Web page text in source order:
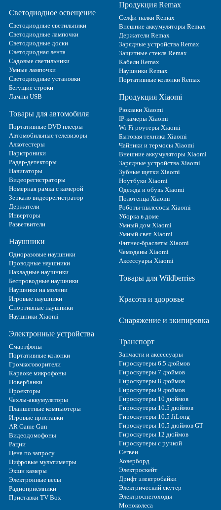
Светодиодное освещение
Светодиодные светильники
Светодиодные лампочки
Светодиодные доски
Светодиодная лента
Садовые светильники
Умные лампочки
Светодиодные установки
Бегущие строки
Лампы USB
Товары для автомобиля
Портативные DVD плееры
Автомобильные телевизоры
Алкотестеры
Парктроники
Радар-детекторы
Навигаторы
Видеорегистраторы
Номерная рамка с камерой
Зеркало видеорегистратор
Держатели
Инверторы
Разветвители
Наушники
Одноразовые наушники
Проводные наушники
Накладные наушники
Беспроводные наушники
Наушники на молнии
Игровые наушники
Спортивные наушники
Наушники Xiaomi
Электронные устройства
Смартфоны
Портативные колонки
Громкоговорители
Караоке микрофоны
Повербанки
Проекторы
Чехлы-аккумуляторы
Планшетные компьютеры
Игровые приставки
AR Game Gun
Видеодомофоны
Рации
Цена по запросу
Цифровые мультиметры
Экшн камеры
Электронные весы
Радиоприёмники
Приставки TV Box
Продукция Remax
Селфи-палки Remax
Внешние аккумуляторы Remax
Держатели Remax
Зарядные устройства Remax
Защитные стекла Remax
Кабели Remax
Наушники Remax
Портативные колонки Remax
Продукция Xiaomi
Рюкзаки Xiaomi
IP-камеры Xiaomi
Wi-Fi роутеры Xiaomi
Бытовая техника Xiaomi
Чайники и термосы Xiaomi
Внешние аккумуляторы Xiaomi
Зарядные устройства Xiaomi
Зубные щетки Xiaomi
Ноутбуки Xiaomi
Одежда и обувь Xiaomi
Полотенца Xiaomi
Роботы-пылесосы Xiaomi
Уборка в доме
Умный дом Xiaomi
Умный свет Xiaomi
Фитнес-браслеты Xiaomi
Чемоданы Xiaomi
Аксессуары Xiaomi
Товары для Wildberries
Красота и здоровье
Снаряжение и экипировка
Транспорт
Запчасти и аксессуары
Гироскутеры 6.5 дюймов
Гироскутеры 7 дюймов
Гироскутеры 8 дюймов
Гироскутеры 9 дюймов
Гироскутеры 10 дюймов
Гироскутеры 10.5 дюймов
Гироскутеры 10.5 JiLong
Гироскутеры 10.5 дюймов GT
Гироскутеры 12 дюймов
Гироскутеры с ручкой
Сегвеи
Ховерборд
Электроскейт
Дрифт электробайки
Электрический скутер
Электроснегоходы
Моноколеса